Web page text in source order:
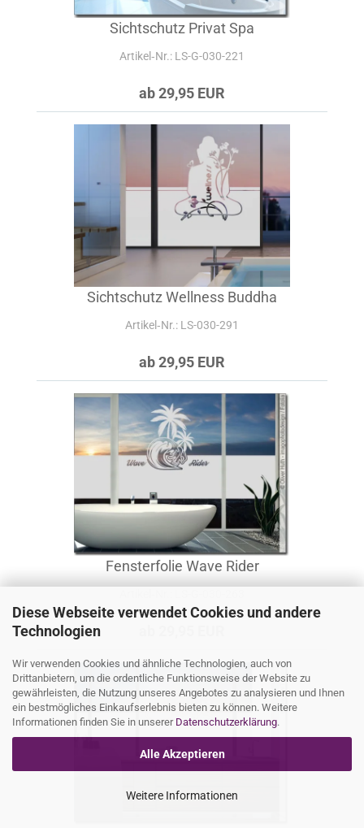
Diese Webseite verwendet Cookies und andere
Technologien
Wir verwenden Cookies und ähnliche Technologien, auch von
Drittanbietern, um die ordentliche Funktionsweise der Website zu
gewährleisten, die Nutzung unseres Angebotes zu analysieren und Ihnen
ein bestmögliches Einkaufserlebnis bieten zu können. Weitere
Informationen finden Sie in unserer Datenschutzerklärung.
Alle Akzeptieren
Weitere Informationen
Sichtschutz Privat Spa
Artikel‑Nr.: LS-G-030-221
ab 29,95 EUR
Sichtschutz Wellness Buddha
Artikel‑Nr.: LS-030-291
ab 29,95 EUR
Fensterfolie Wave Rider